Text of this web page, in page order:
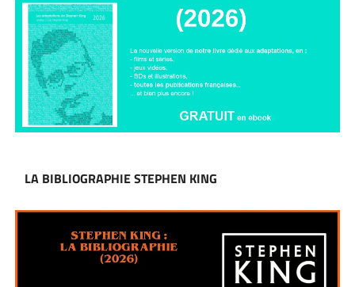
LA BIBLIOGRAPHIE STEPHEN KING